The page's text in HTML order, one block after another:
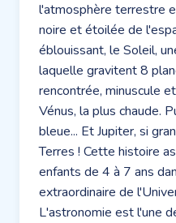
l'atmosphère terrestre
noire et étoilée de
éblouissant, le Soleil,
laquelle gravitent 8
rencontrée, minuscule
Vénus, la plus chaude.
bleue... Et Jupiter, si
Terres ! Cette histoire
enfants de 4 à 7 ans
extraordinaire de
L'astronomie est l'une